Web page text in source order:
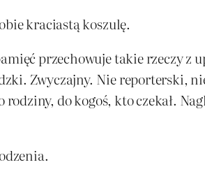
kraciastą koszulę.
przechowuje takie rzeczy z
Zwyczajny. Nie reporterski,
rodziny, do kogoś, kto czekał.